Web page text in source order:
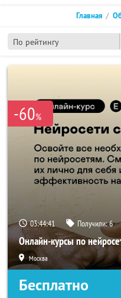
По рейтингу
Главная
-60%
03:44:40 Получили:6
Онлайн-курсы по
Москва
Бесплатно